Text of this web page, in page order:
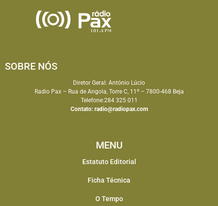
SOBRE NÓS
Diretor Geral: António Lúcio
Radio Pax – Rua de Angola, Torre C, 11º – 7800-468 Beja
Telefone:284 325 011
Contato: radio@radiopax.com
MENU
Estatuto Editorial
Ficha Técnica
O Tempo